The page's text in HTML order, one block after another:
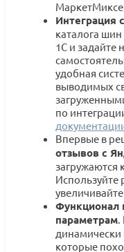
Интеграция
каталога
1С и задайте
удобная
выводимых
по
Впервые в
отзывов с
загружаются
Используйте
Функционал
параметрам.
динамически
которые